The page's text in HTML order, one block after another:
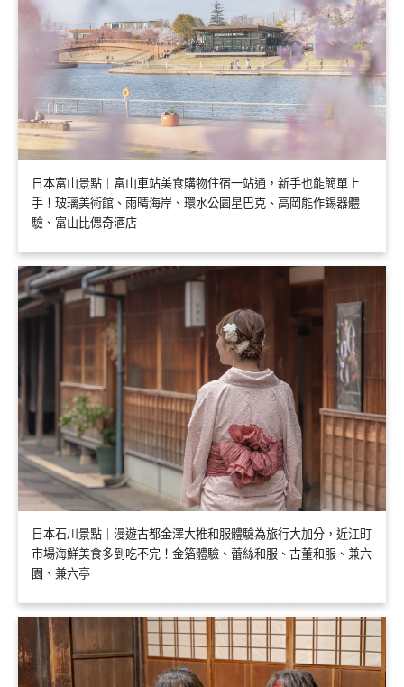
日本富山景點｜富山車站美食購物住宿一站通，新手也能簡單上
手！玻璃美術館、雨晴海岸、環水公園星巴克、高岡能作錫器體
驗、富山比偲奇酒店
日本石川景點｜漫遊古都金澤大推和服體驗為旅行大加分，近江町
市場海鮮美食多到吃不完！金箔體驗、蕾絲和服、古董和服、兼六
園、兼六亭